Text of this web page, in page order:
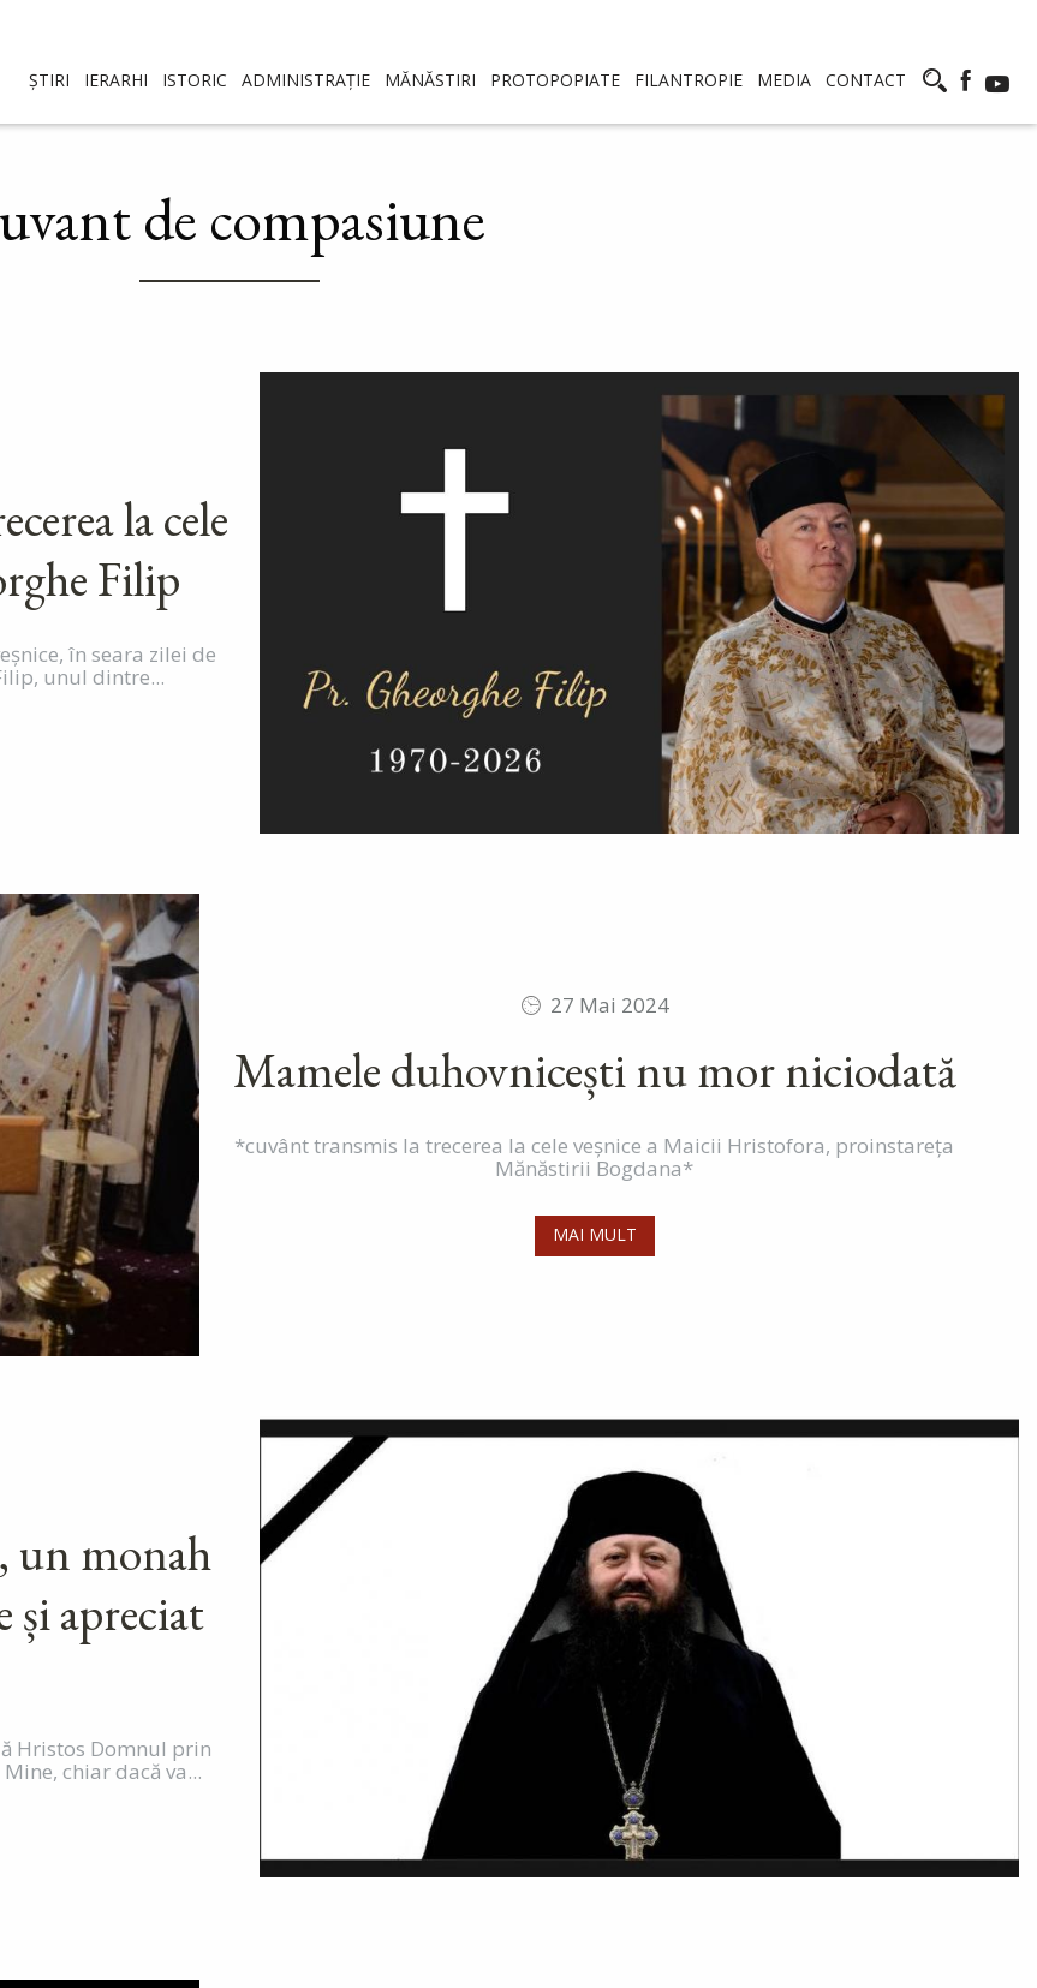
ȘTIRI IERARHI ISTORIC ADMINISTRAȚIE MĂNĂSTIRI PROTOPOPIATE FILANTROPIE MEDIA CONTACT
de compasiune
la cele
Filip
în seara zilei de
unul dintre...
27 Mai 2024
Mamele duhovnicești nu mor niciodată
*cuvânt transmis la trecerea la cele veșnice a Maicii Hristofora, proinstareța
Mănăstirii Bogdana*
MAI MULT
un monah
și apreciat
Hristos Domnul prin
chiar dacă va...